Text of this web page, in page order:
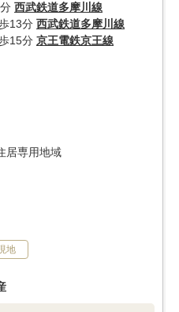
西武鉄道多摩川線
13分 西武鉄道多摩川線
15分 京王電鉄京王線
居専用地域
地